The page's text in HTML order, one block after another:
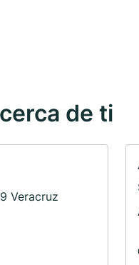
de ti
Veracruz